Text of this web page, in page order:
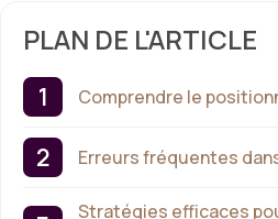
PLAN DE L'ARTICLE
Comprendre le
Erreurs fréquentes
Stratégies efficaces